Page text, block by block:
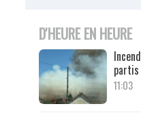
D'HEURE EN HEURE
partis
11:03